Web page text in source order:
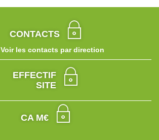
CONTACTS
Voir les contacts par direction
EFFECTIF
SITE
CA M€